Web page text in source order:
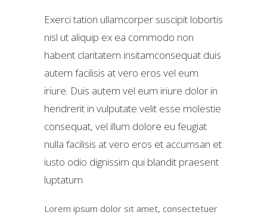
Exerci tation ullamcorper suscipit lobortis
nisl ut aliquip ex ea commodo non
habent claritatem insitamconsequat duis
autem facilisis at vero eros vel eum
iriure. Duis autem vel eum iriure dolor in
hendrerit in vulputate velit esse molestie
consequat, vel illum dolore eu feugiat
nulla facilisis at vero eros et accumsan et
iusto odio dignissim qui blandit praesent
luptatum
Lorem ipsum dolor sit amet, consectetuer